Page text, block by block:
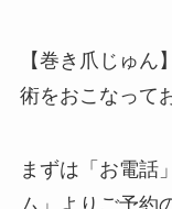
【巻き爪じゅ
術をおこなって
まずは「お電話